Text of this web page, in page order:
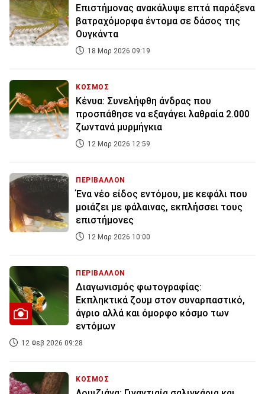
Επιστήμονας ανακάλυψε επτά παράξενα
βατραχόμορφα έντομα σε δάσος της
Ουγκάντα
18 Μαρ 2026 09:19
ΚΟΣΜΟΣ
Κένυα: Συνελήφθη άνδρας που
προσπάθησε να εξαγάγει λαθραία 2.000
ζωντανά μυρμήγκια
12 Μαρ 2026 12:59
ΠΕΡΙΒΑΛΛΟΝ
Ένα νέο είδος εντόμου, με κεφάλι που
μοιάζει με φάλαινας, εκπλήσσει τους
επιστήμονες
12 Μαρ 2026 10:00
ΠΕΡΙΒΑΛΛΟΝ
Διαγωνισμός φωτογραφίας:
Εκπληκτικά ζουμ στον συναρπαστικό,
άγριο αλλά και όμορφο κόσμο των
εντόμων
12 Φεβ 2026 09:28
ΚΟΣΜΟΣ